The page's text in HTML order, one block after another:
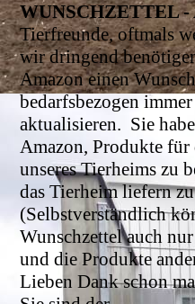
WUNSCHZETTEL
Tierfreunde, oftmals
wir dringend
Amazon einen
bedarfsbezogen
aktualisieren. Sie
Amazon, Produkte
unseres Tierheims zu
das Tierheim liefern
(Selbstverständlich
Wunschzettel auch
und die Produkte
Lieben Dank schon